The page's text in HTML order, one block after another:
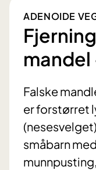
ADENOIDE
Falske
er forstørret
småbarn